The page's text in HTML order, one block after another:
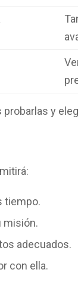
y
tiempo.
misión.
adecuados.
con ella.